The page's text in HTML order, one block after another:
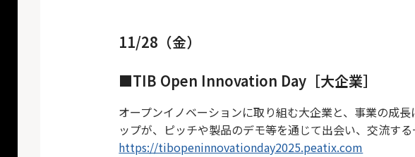
11/28（金）
■TIB Open Innovation Day［大企業］
オープンイノベーションに取り組む大企業と、事業の成
ップが、ピッチや製品のデモ等を通じて出会い、交流する
https://tibopeninnovationday2025.peatix.com